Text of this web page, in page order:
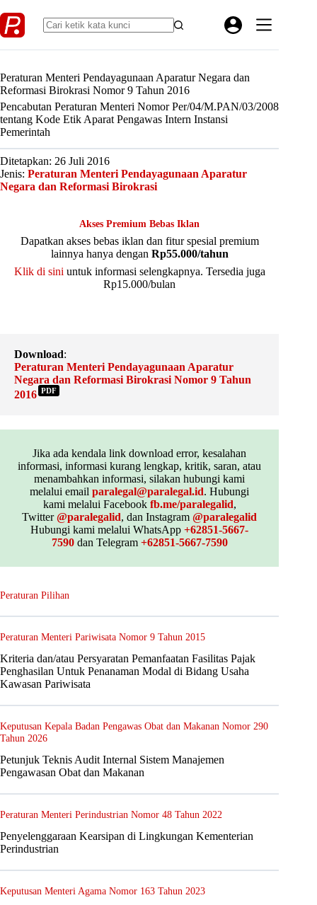
to
content
Peraturan Menteri Pendayagunaan Aparatur Negara dan
Reformasi Birokrasi Nomor 9 Tahun 2016
Pencabutan Peraturan Menteri Nomor Per/04/M.PAN/03/2008
tentang Kode Etik Aparat Pengawas Intern Instansi
Pemerintah
Ditetapkan: 26 Juli 2016
Jenis: Peraturan Menteri Pendayagunaan Aparatur
Negara dan Reformasi Birokrasi
Akses Premium Bebas Iklan
Dapatkan akses bebas iklan dan fitur spesial premium
lainnya hanya dengan Rp55.000/tahun
Klik di sini untuk informasi selengkapnya. Tersedia juga
Rp15.000/bulan
Download:
Peraturan Menteri Pendayagunaan Aparatur
Negara dan Reformasi Birokrasi Nomor 9 Tahun
2016 PDF
Jika ada kendala link download error, kesalahan
informasi, informasi kurang lengkap, kritik, saran, atau
menambahkan informasi, silakan hubungi kami
melalui emailparalegal@paralegal.id. Hubungi
kami melalui Facebook fb.me/paralegalid,
Twitter@paralegalid, dan Instagram@paralegalid
Hubungi kami melalui WhatsApp+62851-5667-
7590dan Telegram +62851-5667-7590
Peraturan Pilihan
Peraturan Menteri Pariwisata Nomor 9 Tahun 2015
Kriteria dan/atau Persyaratan Pemanfaatan Fasilitas Pajak
Penghasilan Untuk Penanaman Modal di Bidang Usaha
Kawasan Pariwisata
Keputusan Kepala Badan Pengawas Obat dan Makanan Nomor 290
Tahun 2026
Petunjuk Teknis Audit Internal Sistem Manajemen
Pengawasan Obat dan Makanan
Peraturan Menteri Perindustrian Nomor 48 Tahun 2022
Penyelenggaraan Kearsipan di Lingkungan Kementerian
Perindustrian
Keputusan Menteri Agama Nomor 163 Tahun 2023